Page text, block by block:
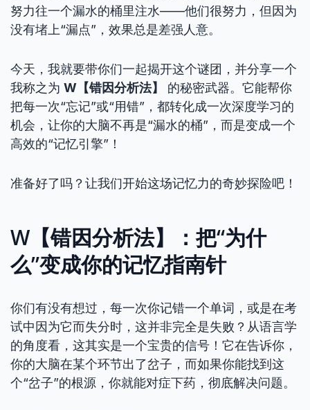
努力往一个漏水的桶里注水——他们很努力，但因为
没有堵上“漏点”，效果总是差强人意。
今天，我就要带你们一起揭开这个谜团，并分享一个
我称之为 W【错因分析法】
的秘密武器。它能帮你
把每一次“忘记”或“用错”，都转化成一次深度学习的
机会，让你的大脑不再是“漏水的桶”，而是变成一个
高效的“记忆引擎”！
准备好了吗？让我们开始这场记忆力的奇妙探险吧！
W【错因分析法】：把“为什
么”变成你的记忆指南针
你们有没有想过，每一次你记错一个单词，或是在考
试中因为它而失分时，这并非完全是失败？从语言学
的角度看，这其实是一个宝贵的信号！它在告诉你，
你的大脑在某个环节出了岔子，而如果你能找到这
个“岔子”的根源，你就能对症下药，彻底解决问题。